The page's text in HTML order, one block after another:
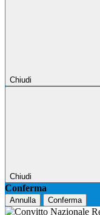
Chiudi
Chiudi
Conferma
Annulla Conferma